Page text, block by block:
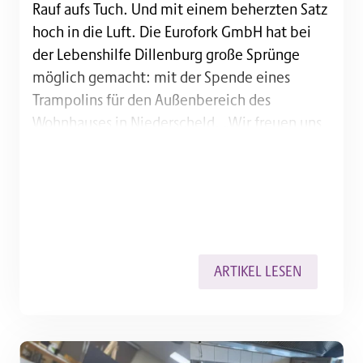
Rauf aufs Tuch. Und mit einem beherzten Satz
Rauf aufs Tuch. Und mit einem beherzten Satz
hoch in die Luft. Die Eurofork GmbH hat bei
der Lebenshilfe Dillenburg große Sprünge
möglich gemacht: mit der Spende eines
Trampolins für den Außenbereich des
Wohnhauses in Niederscheld. „Wir freuen uns
ARTIKEL LESEN